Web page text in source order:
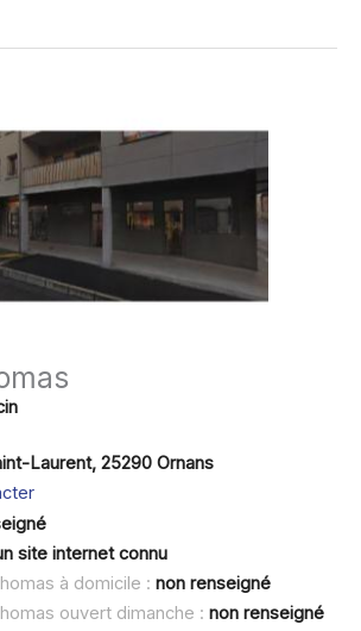
Laurent, 25290 Ornans
site internet connu
à domicile : non renseigné
ouvert dimanche : non renseigné